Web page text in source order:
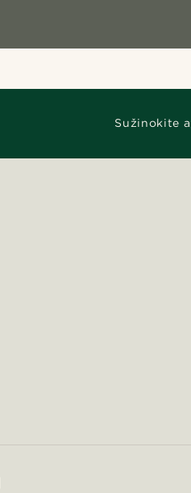
Sužinokite